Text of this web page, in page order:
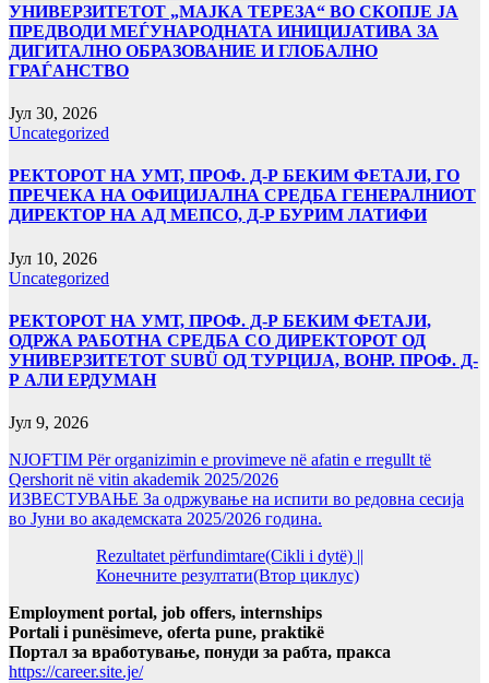
УНИВЕРЗИТЕТОТ „МАЈКА ТЕРЕЗА“ ВО СКОПЈЕ ЈА
ПРЕДВОДИ МЕЃУНАРОДНАТА ИНИЦИЈАТИВА ЗА
ДИГИТАЛНО ОБРАЗОВАНИЕ И ГЛОБАЛНО
ГРАЃАНСТВО
Јул 30, 2026
Uncategorized
РЕКТОРОТ НА УМТ, ПРОФ. Д-Р БЕКИМ ФЕТАЈИ, ГО
ПРЕЧЕКА НА ОФИЦИЈАЛНА СРЕДБА ГЕНЕРАЛНИОТ
ДИРЕКТОР НА АД МЕПСО, Д-Р БУРИМ ЛАТИФИ
Јул 10, 2026
Uncategorized
РЕКТОРОТ НА УМТ, ПРОФ. Д-Р БЕКИМ ФЕТАЈИ,
ОДРЖА РАБОТНА СРЕДБА СО ДИРЕКТОРОТ ОД
УНИВЕРЗИТЕТОТ SUBÜ ОД ТУРЦИЈА, ВОНР. ПРОФ. Д-
Р АЛИ ЕРДУМАН
Јул 9, 2026
NJOFTIM Për organizimin e provimeve në afatin e rregullt të
Qershorit në vitin akademik 2025/2026
ИЗВЕСТУВАЊЕ За одржување на испити во редовна сесија
во Јуни во академската 2025/2026 година.
Rezultatet përfundimtare(Cikli i dytë) ||
Конечните резултати(Втор циклус)
Employment portal, job offers, internships
Portali i punësimeve, oferta pune, praktikë
Портал за вработување, понуди за рабта, пракса
https://career.site.je/